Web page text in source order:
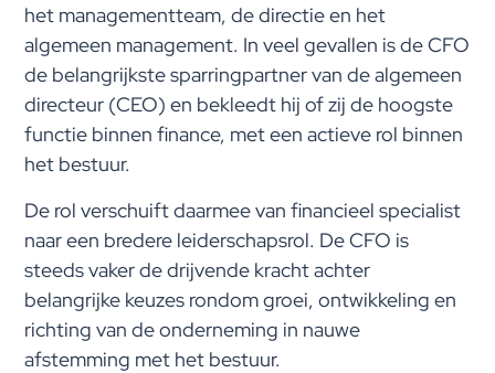
het managementteam, de directie en het
algemeen management. In veel gevallen is de CFO
de belangrijkste sparringpartner van de algemeen
directeur (CEO) en bekleedt hij of zij de hoogste
functie binnen finance, met een actieve rol binnen
het bestuur.
De rol verschuift daarmee van financieel specialist
naar een bredere leiderschapsrol. De CFO is
steeds vaker de drijvende kracht achter
belangrijke keuzes rondom groei, ontwikkeling en
richting van de onderneming in nauwe
afstemming met het bestuur.